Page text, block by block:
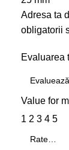
Adresa ta
obligatorii
Evaluarea
Value for
1 2 3 4 5